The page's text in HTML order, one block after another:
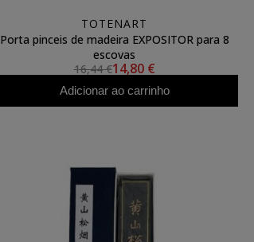
TOTENART
Porta pinceis de madeira EXPOSITOR para 8
escovas
16,44 €14,80 €
Adicionar ao carrinho